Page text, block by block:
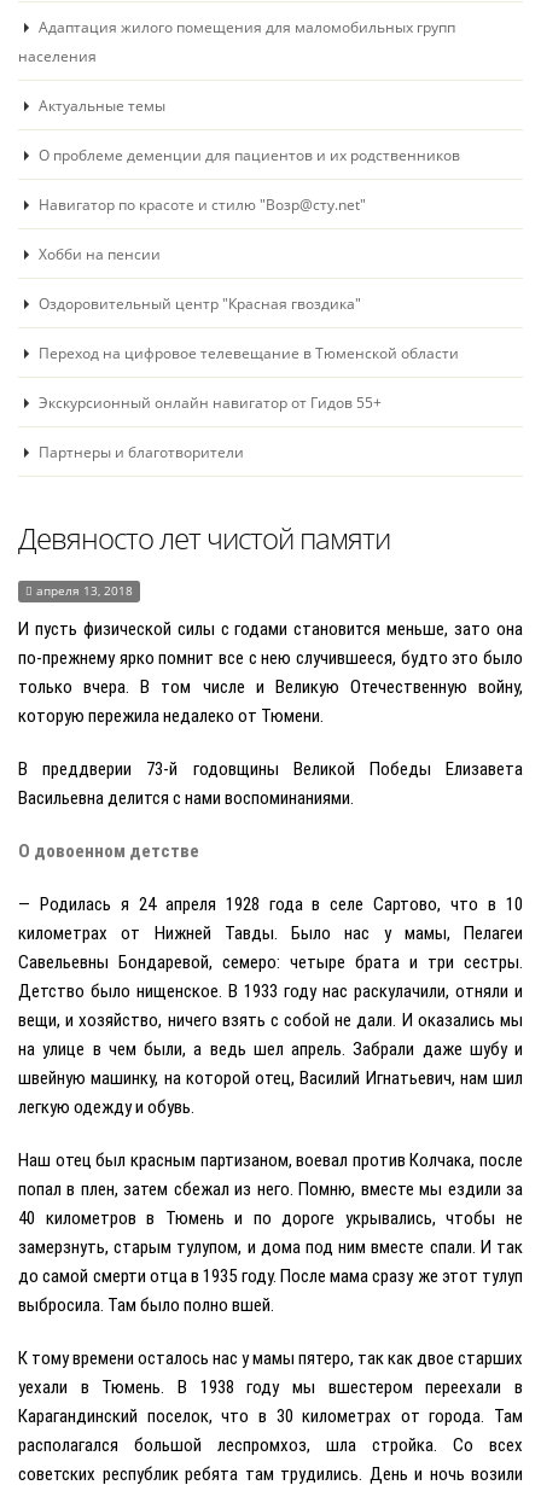
Адаптация жилого помещения для маломобильных групп
населения
Актуальные темы
О проблеме деменции для пациентов и их родственников
Навигатор по красоте и стилю "Возр@сту.net"
Хобби на пенсии
Оздоровительный центр "Красная гвоздика"
Переход на цифровое телевещание в Тюменской области
Экскурсионный онлайн навигатор от Гидов 55+
Партнеры и благотворители
Девяносто лет чистой памяти
апреля 13, 2018
И пусть физической силы с годами становится меньше, зато она
по-прежнему ярко помнит все с нею случившееся, будто это было
только вчера. В том числе и Великую Отечественную войну,
которую пережила недалеко от Тюмени.
В преддверии 73-й годовщины Великой Победы Eлизавета
Васильевна делится с нами воспоминаниями.
О довоенном детстве
— Родилась я 24 апреля 1928 года в селе Сартово, что в 10
километрах от Нижней Тавды. Было нас у мамы, Пелагеи
Савельевны Бондаревой, семеро: четыре брата и три сестры.
Детство было нищенское. В 1933 году нас раскулачили, отняли и
вещи, и хозяйство, ничего взять с собой не дали. И оказались мы
на улице в чем были, а ведь шел апрель. Забрали даже шубу и
швейную машинку, на которой отец, Василий Игнатьевич, нам шил
легкую одежду и обувь.
Наш отец был красным партизаном, воевал против Колчака, после
попал в плен, затем сбежал из него. Помню, вместе мы ездили за
40 километров в Тюмень и по дороге укрывались, чтобы не
замерзнуть, старым тулупом, и дома под ним вместе спали. И так
до самой смерти отца в 1935 году. После мама сразу же этот тулуп
выбросила. Там было полно вшей.
К тому времени осталось нас у мамы пятеро, так как двое старших
уехали в Тюмень. В 1938 году мы вшестером переехали в
Карагандинский поселок, что в 30 километрах от города. Там
располагался большой леспромхоз, шла стройка. Со всех
советских республик ребята там трудились. День и ночь возили